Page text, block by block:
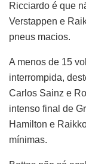
Ricciardo é que
Verstappen e
pneus macios.
A menos de 15
interrompida,
Carlos Sainz e
intenso final de
Hamilton e
mínimas.